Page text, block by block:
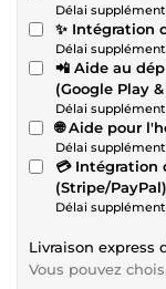
Délai
✨ Intégration
Délai
📲 Aide au
(Google Play
Délai
🌐 Aide pour
Délai
💳 Intégration
(Stripe/PayPal)
Délai
Livraison express
Vous pouvez